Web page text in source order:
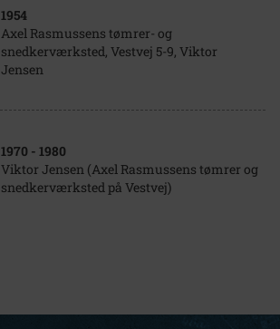
1954
Axel Rasmussens tømrer- og
snedkerværksted, Vestvej 5-9, Viktor
Jensen
1970 - 1980
Viktor Jensen (Axel Rasmussens tømrer og
snedkerværksted på Vestvej)